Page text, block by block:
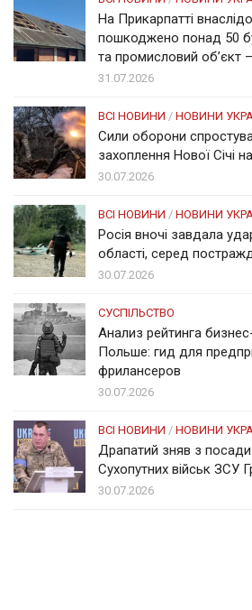
На Прикарпатті
пошкоджено понад 50
та промисловий об’єкт
31.07.2026
ВСІ НОВИНИ / НОВИНИ
Сили оборони
захоплення Нової Січі
30.07.2026
ВСІ НОВИНИ / НОВИНИ
Росія вночі завдала
області, серед
30.07.2026
СУСПІЛЬСТВО
Анализ рейтинга
Польше: гид для
фрилансеров
30.07.2026
ВСІ НОВИНИ / НОВИНИ
Драпатий зняв з
Сухопутних військ ЗСУ
30.07.2026